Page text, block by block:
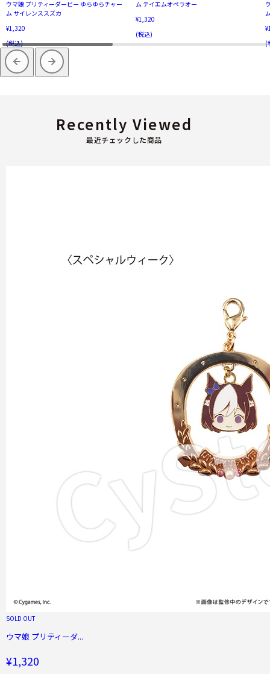
ウマ娘 プリティーダービー ゆらゆらチャー
ム サイレンススズカ
¥1,320
(税込)
ム テイエムオペラオー
¥1,320
(税込)
(
最近チェックした商品
Recently Viewed
SOLD OUT
ウマ娘 プリティーダ...
¥1,320